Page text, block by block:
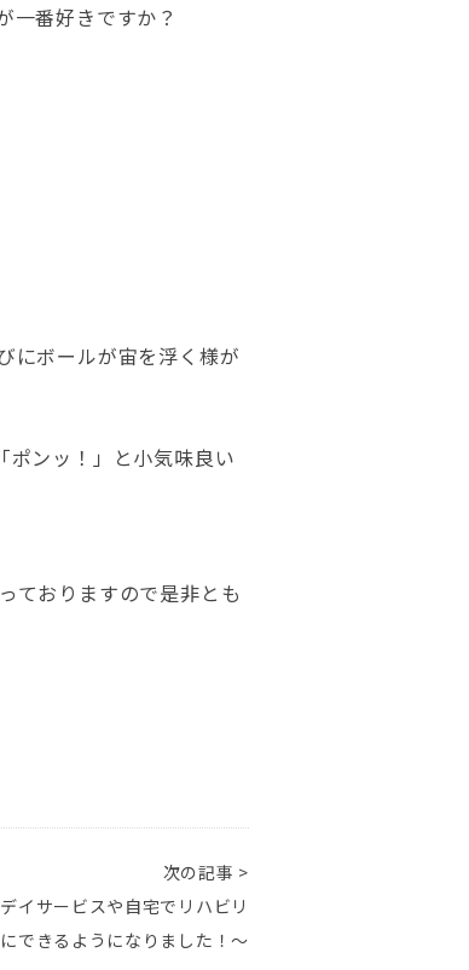
一番好きですか？
にボールが宙を浮く様が
ポンッ！」と小気味良い
ておりますので是非とも
次の記事 >
サービスや自宅でリハビリ
できるようになりました！～